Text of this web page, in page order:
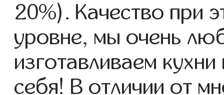
20%). Качество при
уровне, мы очень
изготавливаем
себя! В отличии от